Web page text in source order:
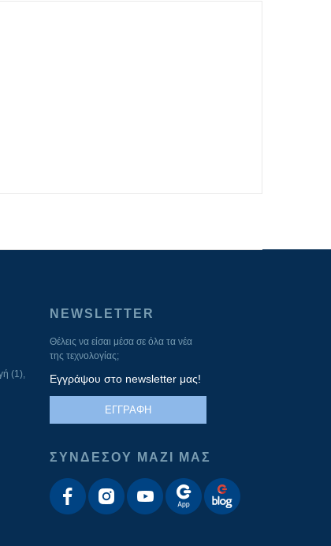
(1),
NEWSLETTER
Θέλεις να είσαι μέσα σε όλα τα νέα
της τεχνολογίας;
Εγγράψου στο newsletter μας!
ΕΓΓΡΑΦΗ
ΣΥΝΔΕΣΟΥ ΜΑΖΙ ΜΑΣ